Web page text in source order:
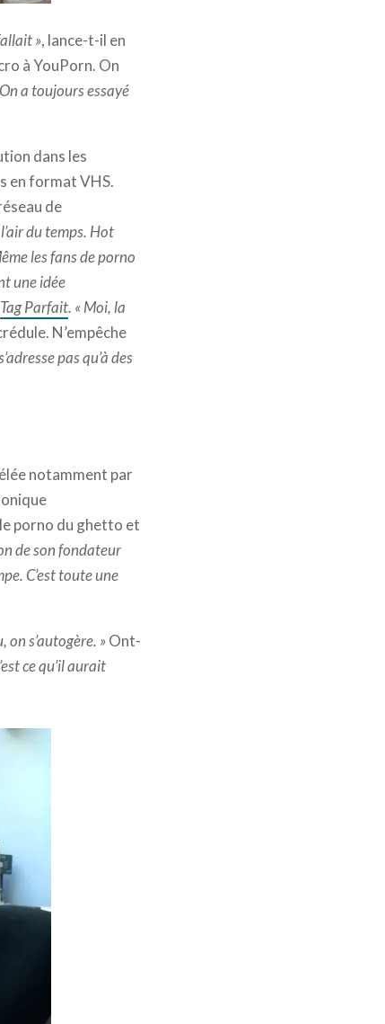
», lance-t-il en
à YouPorn. On
a toujours essayé
dans les
en format VHS.
de
du temps. Hot
les fans de porno
une idée
Tag Parfait. « Moi, la
N’empêche
pas qu’à des
notamment par
porno du ghetto et
de son fondateur
C’est toute une
on s’autogère. »Ont-
ce qu’il aurait